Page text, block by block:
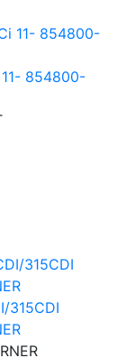
854800-
315CDI